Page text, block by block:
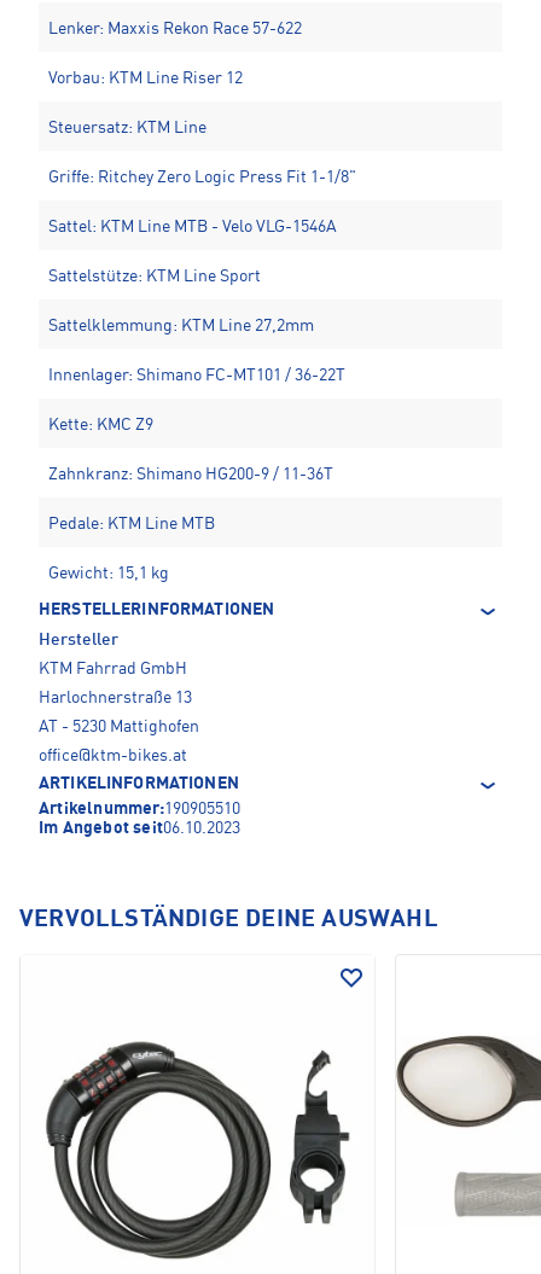
Lenker: Maxxis Rekon Race 57-622
Vorbau: KTM Line Riser 12
Steuersatz: KTM Line
Griffe: Ritchey Zero Logic Press Fit 1-1/8"
Sattel: KTM Line MTB - Velo VLG-1546A
Sattelstütze: KTM Line Sport
Sattelklemmung: KTM Line 27,2mm
Innenlager: Shimano FC-MT101 / 36-22T
Kette: KMC Z9
Zahnkranz: Shimano HG200-9 / 11-36T
Pedale: KTM Line MTB
Gewicht: 15,1 kg
HERSTELLERINFORMATIONEN
Hersteller
KTM Fahrrad GmbH
Harlochnerstraße 13
AT - 5230 Mattighofen
office@ktm-bikes.at
ARTIKELINFORMATIONEN
Artikelnummer:190905510
Im Angebot seit06.10.2023
VERVOLLSTÄNDIGE DEINE AUSWAHL